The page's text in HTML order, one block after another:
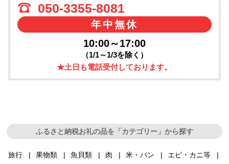
050-3355-8081
年中無休
10:00～17:00
（1/1～1/3を除く）
★土日も電話受付しております。
ふるさと納税お礼の品を「カテゴリー」から探す
旅行 果物類 魚貝類 肉 米・パン
エビ・カニ等